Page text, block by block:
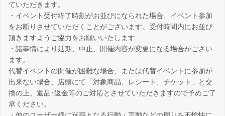
ていただきます。
・イベント受付終了時刻がお並びになられた場合、イベント参加
をお断りさせていただくことがございます。受付時間内にお並び
頂きますようご協力をお願いいたします
・諸事情により延期、中止、開催内容が変更になる場合がござい
ます。
代替イベントの開催が困難な場合、または代替イベントに参加が
出来ない場合、店頭にて「対象商品、レシート、チケット」と交
換の上、返品･返金等のご対応とさせていただきますので予めご了
承ください。